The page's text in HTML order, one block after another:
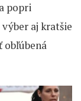
popri
aj kratšie
obľúbená